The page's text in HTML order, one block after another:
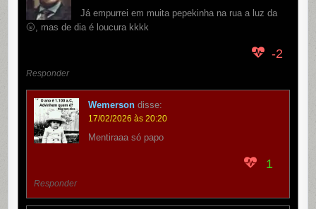
Já empurrei em muita pepekinha na rua a luz da
🌝, mas de dia é loucura kkkk
-2
Responder
Wemerson disse:
17/02/2026 às 20:20
Mentiraaa só papo
1
Responder